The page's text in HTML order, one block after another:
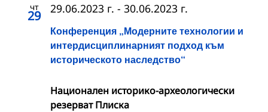
чт
29
Конференция „Модерните технологии и
интердисциплинарният подход към
историческото наследство“
29.06.2023 г. - 30.06.2023 г.
Национален историко-археологически
резерват Плиска